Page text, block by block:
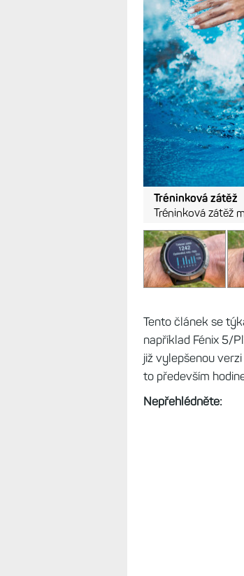
Tréninková zátěž
Tréninková zátěž
Tento článek se
například Fénix 5/
již vylepšenou verzi
to především
Nepřehlédněte: